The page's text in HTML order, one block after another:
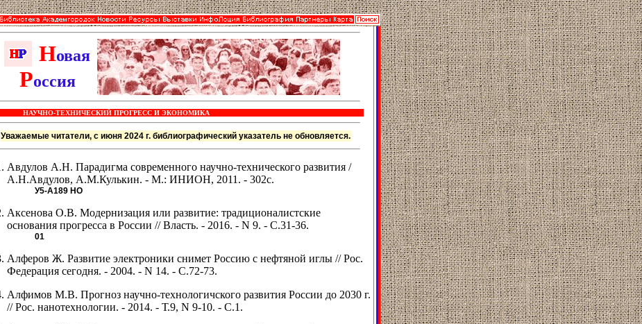
Новая
Россия
НАУЧНО-ТЕХНИЧЕСКИЙ ПРОГРЕСС И ЭКОНОМИКА
Уважаемые читатели, с июня 2024 г. библиографический указатель не обновляется.
Авдулов А.Н. Парадигма современного научно-технического развития /
А.Н.Авдулов, А.М.Кулькин. - М.: ИНИОН, 2011. - 302с.
У5-А189 НО
Аксенова О.В. Модернизация или развитие: традиционалистские
основания прогресса в России // Власть. - 2016. - N 9. - С.31-36.
01
Алферов Ж. Развитие электроники снимет Россию с нефтяной иглы // Рос.
Федерация сегодня. - 2004. - N 14. - С.72-73.
Алфимов М.В. Прогноз научно-технологичского развития России до 2030 г.
// Рос. нанотехнологии. - 2014. - Т.9, N 9-10. - С.1.